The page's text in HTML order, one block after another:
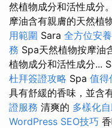
然植物成分和活性成分。
摩油含有親膚的天然植
用範圍 Sara 全方位安
務 Spa天然植物按摩油
植物成分和活性成分...
杜拜簽證攻略 Spa 值得
具有舒緩的香味，並含
證服務 清爽的 多樣化
WordPress SEO技巧